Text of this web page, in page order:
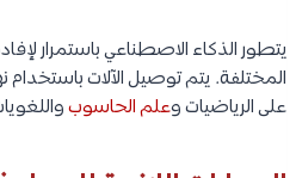
يتطور الذكاء الاصطناعي باستمرار
المختلفة. يتم توصيل الآلات
على الرياضيات وعلم الحاسوب